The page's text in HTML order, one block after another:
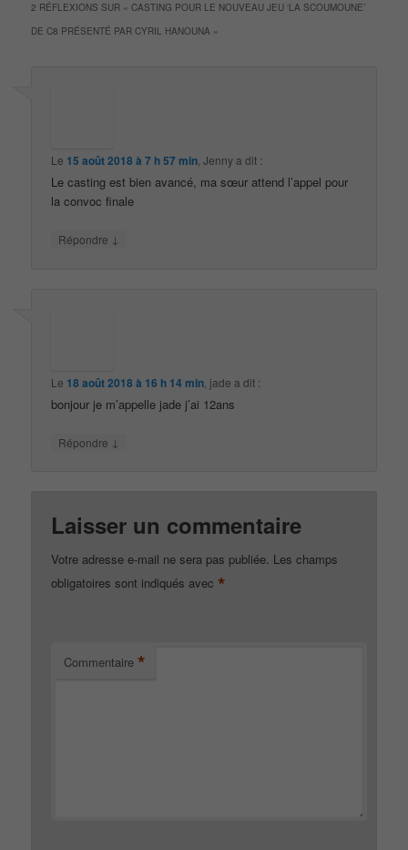
2 RÉFLEXIONS SUR «CASTING POUR LE NOUVEAU JEU ‘LA SCOUMOUNE’
DE C8 PRÉSENTÉ PAR CYRIL HANOUNA »
Le 15 août 2018 à 7 h 57 min ,Jennya dit :
Le casting est bien avancé, ma sœur attend l’appel pour
la convoc finale
Répondre ↓
Le 18 août 2018 à 16 h 14 min jade a dit :
bonjour je m’appelle jade j’ai 12ans
Répondre ↓
Laisser un commentaire
Votre adresse e-mail ne sera pas publiée. Les champs
obligatoires sont indiqués avec *
Commentaire *